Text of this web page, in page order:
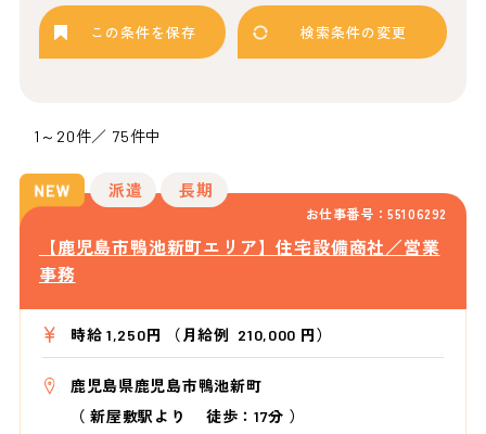
この条件を保存 検索条件の変更
1～20件／ 75件中
お仕事番号：55106292
派遣 長期
【鹿児島市鴨池新町エリア】住宅設備商社／営業
事務
時給 1,250円 （月給例 210,000 円）
鹿児島県鹿児島市鴨池新町
（新屋敷駅より 徒歩：17分 ）